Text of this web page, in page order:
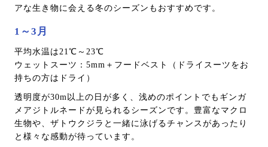
アな生き物に会える冬のシーズンもおすすめです。
1～3月
平均水温は21℃～23℃
ウェットスーツ：5mm＋フードベスト（ドライスーツをお
持ちの方はドライ）
透明度が30m以上の日が多く、浅めのポイントでもギンガ
メアジトルネードが見られるシーズンです。豊富なマクロ
生物や、ザトウクジラと一緒に泳げるチャンスがあったり
と様々な感動が待っています。